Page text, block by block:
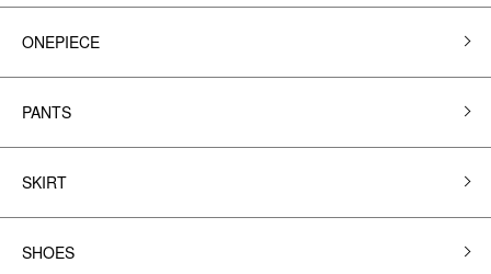
ONEPIECE
PANTS
SKIRT
SHOES